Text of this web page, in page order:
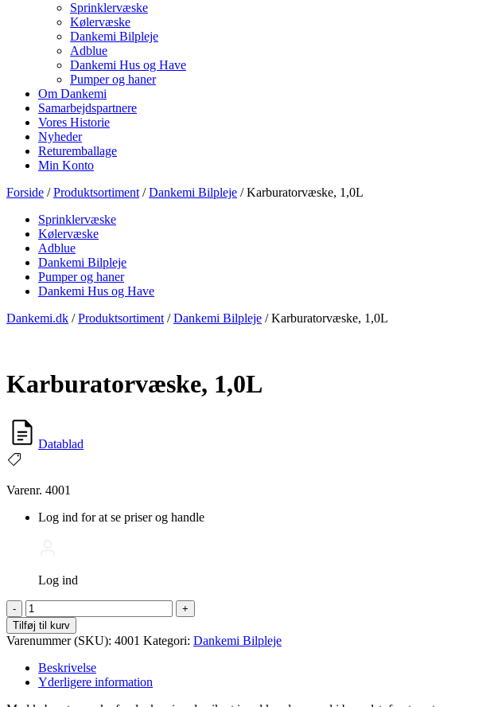
Sprinklervæske
Kølervæske
Dankemi Bilpleje
Adblue
Dankemi Hus og Have
Pumper og haner
Om Dankemi
Samarbejdspartnere
Vores Historie
Nyheder
Returemballage
Min Konto
Forside /Produktsortiment /Dankemi Bilpleje / Karburatorvæske, 1,0L
Sprinklervæske
Kølervæske
Adblue
Dankemi Bilpleje
Pumper og haner
Dankemi Hus og Have
Dankemi.dk /Produktsortiment /Dankemi Bilpleje /Karburatorvæske, 1,0L
Karburatorvæske, 1,0L
Datablad
Varenr. 4001
Log ind for at se priser og handle
Log ind
-
Karburatorvæske,
1,0L
antal
+
Tilføj til kurv
Varenummer (SKU): 4001 Kategori: Dankemi Bilpleje
Beskrivelse
Yderligere information